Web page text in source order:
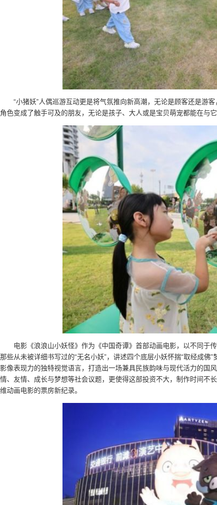
“小猪妖”人偶巡游互动更是将气氛推向新高潮，无论是顾客还是游
角色变成了触手可及的朋友，无论是孩子、大人或是宝贝萌宠都能在与
电影《浪浪山小妖怪》作为《中国奇谭》首部动画电影，以不同于
那些从未被详细书写过的“无名小妖”，讲述四个底层小妖怀揣“取经成
影像表现力的独特视觉语言，打造出一场兼具民族韵味与现代活力的国
情、友情、成长与梦想等社会议题，更使得这部投资不大，制作时间不
维动画电影的票房新纪录。